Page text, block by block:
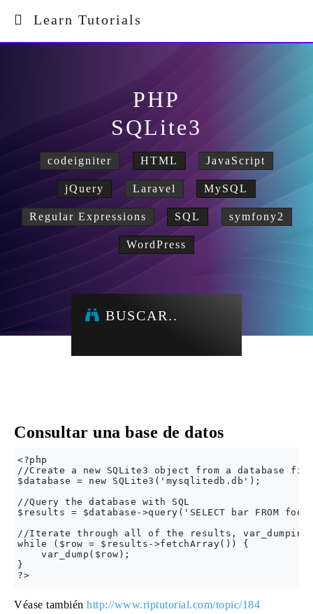
Learn Tutorials
PHP
SQLite3
codeigniter HTML JavaScript
jQuery Laravel MySQL
Regular Expressions SQL symfony2
WordPress
BUSCAR..
Consultar una base de datos
<?php
//Create a new SQLite3 object from a database
$database = new SQLite3('mysqlitedb.db');
//Query the database with SQL
$results = $database->query('SELECT bar FROM
//Iterate through all of the results, var_dumping
while ($row = $results->fetchArray()) {
    var_dump($row);
}
Véase también http://www.riptutorial.com/topic/184